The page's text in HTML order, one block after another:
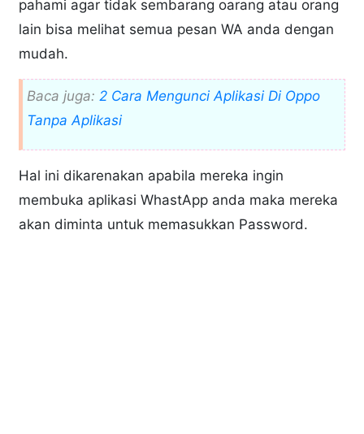
pahami agar tidak sembarang oarang atau orang
lain bisa melihat semua pesan WA anda dengan
mudah.
Baca juga: 2 Cara Mengunci Aplikasi Di Oppo
Tanpa Aplikasi
Hal ini dikarenakan apabila mereka ingin
membuka aplikasi WhastApp anda maka mereka
akan diminta untuk memasukkan Password.